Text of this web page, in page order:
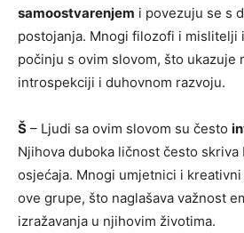
samoostvarenjem i povezuju se s
postojanja. Mnogi filozofi i mislitelji
počinju s ovim slovom, što ukazuje
introspekciji i duhovnom razvoju.
Š – Ljudi sa ovim slovom su često
Njihova duboka ličnost često skriva
osjećaja. Mnogi umjetnici i
ove grupe, što naglašava važnost
izražavanja u njihovim životima.